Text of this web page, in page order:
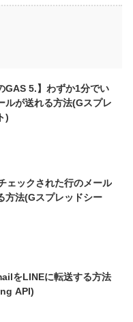
GAS 5.】わずか1分でい
ルが送れる方法(Gスプレ
)
ェックされた行のメール
方法(Gスプレッドシー
をLINEに転送する方法
API)